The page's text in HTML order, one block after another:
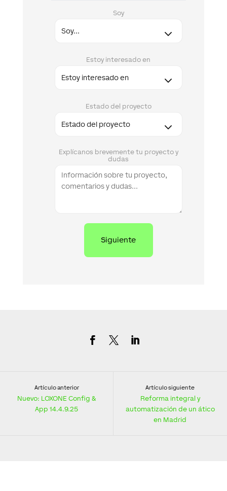
Soy
Estoy interesado en
Estado del proyecto
Explícanos brevemente tu proyecto y
dudas
Artículo anterior
Nuevo: LOXONE Config &
App 14.4.9.25
Artículo siguiente
Reforma integral y
automatización de un ático
en Madrid